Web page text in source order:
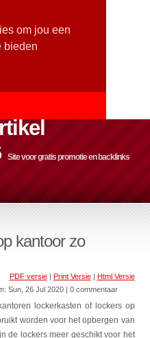
om jou een
bieden
Site voor gratis promotie en backlinks
kantoor zo
PDF versie| Print Versie| Html Versie
Sun, 26 Jul 2020 | 0 commentaar
lockerkasten of lockers op
worden voor het opbergen van
de lockers meer geschikt voor het